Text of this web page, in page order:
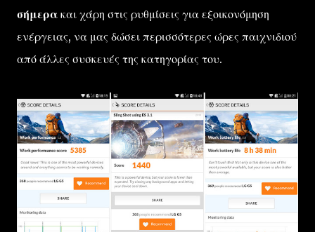
σήμερα και χάρη στις ρυθμίσεις για εξοικονόμηση
ενέργειας, να μας δώσει περισσότερες ώρες παιχνιδιού
από άλλες συσκευές της κατηγορίας του.